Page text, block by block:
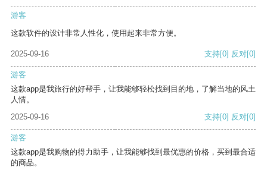
游客
这款软件的设计非常人性化，使用起来非常方便。
2025-09-16 支持[0] 反对[0]
游客
这款app是我旅行的好帮手，让我能够轻松找到目的地，了解当地的风土
人情。
2025-09-16
支持[0] 反对[0]
游客
这款app是我购物的得力助手，让我能够找到最优惠的价格，买到最合适
的商品。